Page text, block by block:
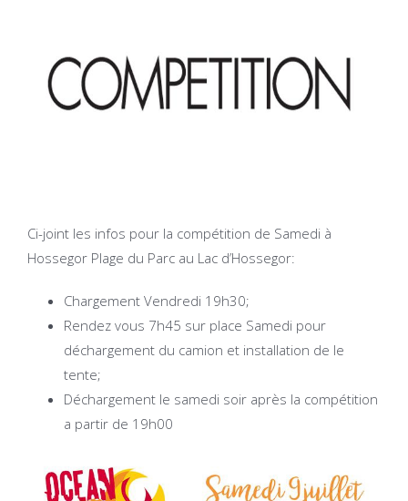
Ci-joint les infos pour la compétition de Samedi à
Hossegor Plage du Parc au Lac d’Hossegor:
Chargement Vendredi 19h30;
Rendez vous 7h45 sur place Samedi pour
déchargement du camion et installation de le
tente;
Déchargement le samedi soir après la compétition
a partir de 19h00